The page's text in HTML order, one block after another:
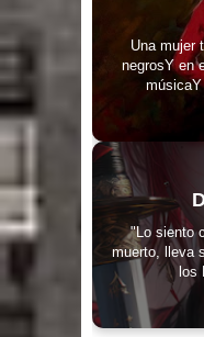
Una mujer
negrosY en
"Lo siento
muerto, lleva
los